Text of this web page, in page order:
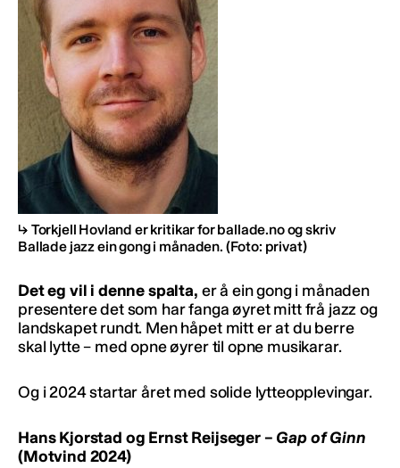
Torkjell Hovland er kritikar for ballade.no og skriv
Ballade jazz ein gong i månaden. (Foto: privat)
Det eg vil i denne spalta, er å ein gong i månaden
presentere det som har fanga øyret mitt frå jazz og
landskapet rundt. Men håpet mitt er at du berre
skal lytte – med opne øyrer til opne musikarar.
Og i 2024 startar året med solide lytteopplevingar.
Hans Kjorstad og ErnstReijseger – Gap of Ginn
(Motvind 2024)